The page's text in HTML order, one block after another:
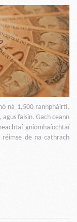
ná 1,500 rannpháirtí,
faisin. Gach ceann
gníomhaíochtaí
de na cathrach